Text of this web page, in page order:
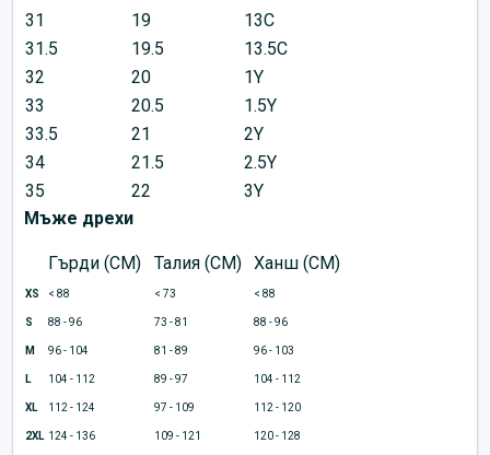
31
19
13C
31.5
19.5
13.5C
32
20
1Y
33
20.5
1.5Y
33.5
21
2Y
34
21.5
2.5Y
35
22
3Y
Мъже дрехи
Гърди (CM) Талия (CM) Ханш (CM)
XS < 88 < 73 < 88
S 88 - 96 73 - 81 88 - 96
M 96 - 104 81 - 89 96 - 103
L 104 - 112 89 - 97 104 - 112
XL 112 - 124 97 - 109 112 - 120
2XL 124 - 136 109 - 121 120 - 128